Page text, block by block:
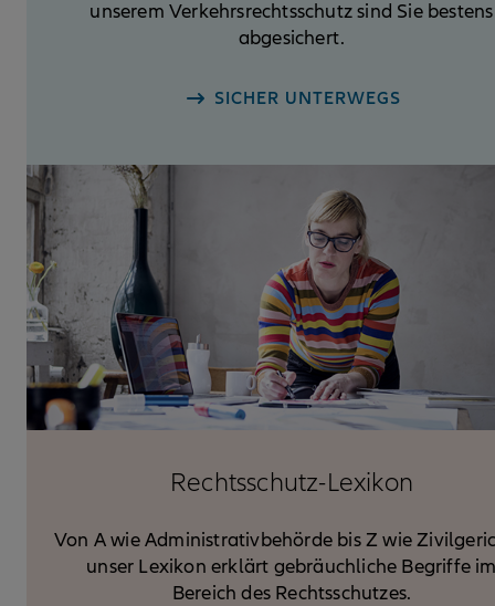
unserem Verkehrs­rechtsschutz sind Sie bestens
abgesichert.
SICHER UNTERWEGS
Rechtsschutz-Lexikon
Von A wie Administrativ­behörde bis Z wie
unser Lexikon erklärt gebräuchliche Begriffe
Bereich des Rechtsschutzes.